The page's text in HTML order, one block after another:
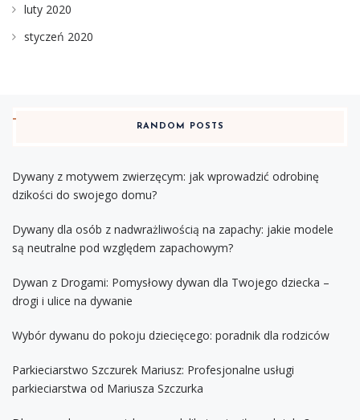
luty 2020
styczeń 2020
RANDOM POSTS
Dywany z motywem zwierzęcym: jak wprowadzić odrobinę
dzikości do swojego domu?
Dywany dla osób z nadwrażliwością na zapachy: jakie modele
są neutralne pod względem zapachowym?
Dywan z Drogami: Pomysłowy dywan dla Twojego dziecka –
drogi i ulice na dywanie
Wybór dywanu do pokoju dziecięcego: poradnik dla rodziców
Parkieciarstwo Szczurek Mariusz: Profesjonalne usługi
parkieciarstwa od Mariusza Szczurka